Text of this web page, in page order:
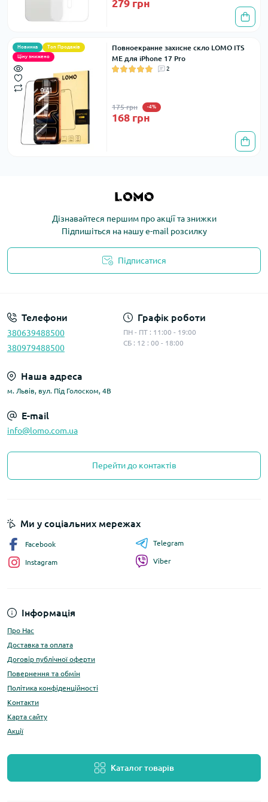
279 грн
Новинка
Топ Продажів
Ціну знижено
Повноекранне захисне скло LOMO ITS
ME для iPhone 17 Pro
2
175 грн -4%
168 грн
Дізнавайтеся першим про акції та знижки
Підпишіться на нашу e-mail розсилку
Підписатися
Телефони
380639488500
380979488500
Графік роботи
ПН - ПТ : 11:00 - 19:00
СБ : 12 : 00 - 18:00
Наша адреса
м. Львів, вул. Під Голоском, 4В
E-mail
info@lomo.com.ua
Перейти до контактів
Інформація
Про Нас
Доставка та оплата
Договір публічної оферти
Повернення та обмін
Політика конфіденційності
Контакти
Карта сайту
Акції
Каталог товарів
Ми у соціальних мережах
Facebook
Instagram
Telegram
Viber